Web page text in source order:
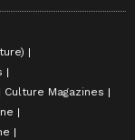
Culture Magazines